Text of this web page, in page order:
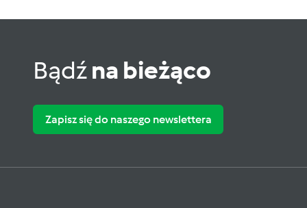
Bądźna bieżąco
Zapisz się do naszego newslettera